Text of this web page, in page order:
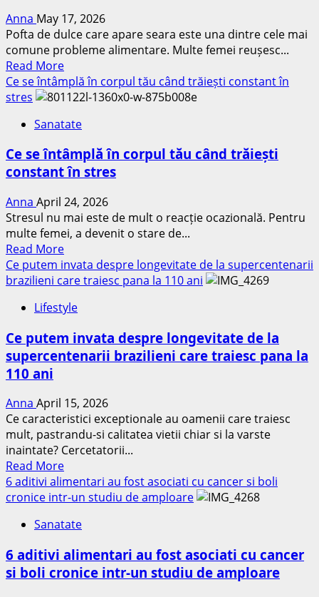
ajuta
cu
adevărat
la
slăbit?
Anna May 17, 2026
Pofta de dulce care apare seara este una dintre cele mai
comune probleme alimentare. Multe femei reușesc...
Read MoreRead
more
about
ce
nevoia
de
seara.
Ce
încearcă,
de
fapt,
corpul
tău
să
îți
spună
Ce se întâmplă în corpul tău când trăiești constant în
stres
Sanatate
Ce se întâmplă în corpul tău când trăiești
constant în stres
Anna April 24, 2026
Stresul nu mai este de mult o reacție ocazională. Pentru
multe femei, a devenit o stare de...
Read MoreRead
more
about
se
în
corpul
trăiești
constant
în
stres
Ce putem invata despre longevitate de la supercentenarii
brazilieni care traiesc pana la 110 ani
Lifestyle
Ce putem invata despre longevitate de la
supercentenarii brazilieni care traiesc pana la
110 ani
Anna April 15, 2026
Ce caracteristici exceptionale au oamenii care traiesc
mult, pastrandu-si calitatea vietii chiar si la varste
inaintate? Cercetatorii...
Read MoreRead
more
about
putem
despre
longevitate
6 aditivi alimentari au fost asociati cu cancer si boli
cronice intr-un studiu de amploare
Sanatate
6 aditivi alimentari au fost asociati cu cancer
si boli cronice intr-un studiu de amploare